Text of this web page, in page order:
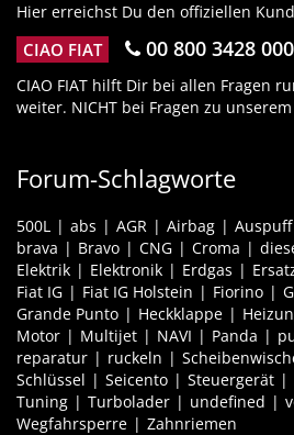
Hier erreichst Du den offiziellen
CIAO FIAT 00 800 3428
CIAO FIAT hilft Dir bei allen Fragen
weiter. NICHT bei Fragen zu
Forum-Schlagworte
500L abs AGR Airbag Auspuff
brava
Bravo CNG Croma
Elektrik
Elektronik Erdgas
Fiat IG
Fiat IG Holstein Fiorino
Grande Punto
Heckklappe
Motor
Multijet NAVI Panda
reparatur
ruckeln
Schlüssel
Seicento Steuergerät
Tuning
Turbolader undefined
Wegfahrsperre
Zahnriemen